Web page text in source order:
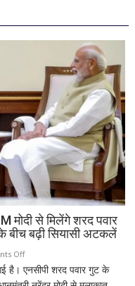
इंजन
में
शॉर्ट
सर्किट
से
उठा
धुआं;
डेढ़
घंटे
रुकी
मोदी से मिलेंगे शरद पवार
बीच बढ़ी सियासी अटकलें
Offon
महाराष्ट्र
की
है। एनसीपी शरद पवार गुट के